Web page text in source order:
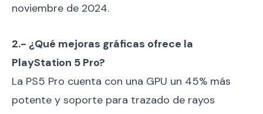
noviembre de 2024.
2.- ¿Qué mejoras gráficas ofrece la
PlayStation 5 Pro?
La PS5 Pro cuenta con una GPU un 45% más
potente y soporte para trazado de rayos